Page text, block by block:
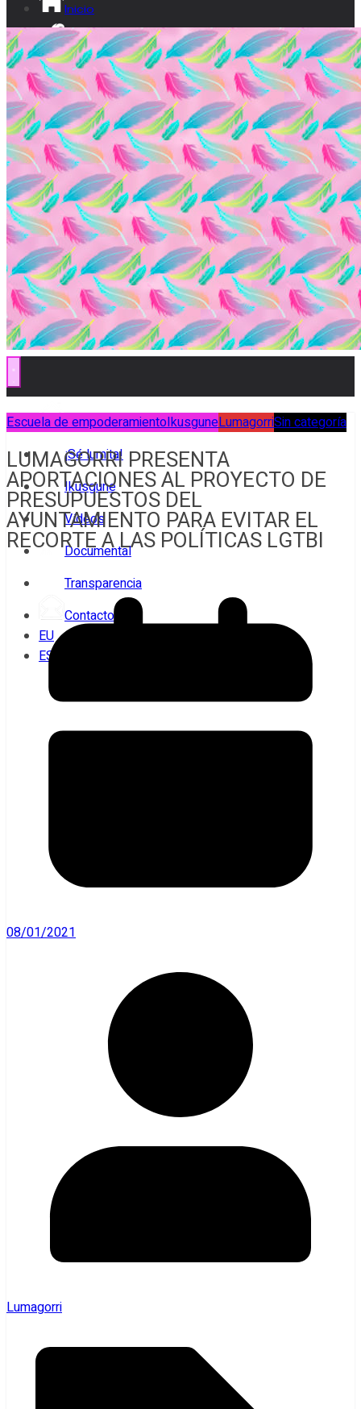
Inicio
¡Sé lumita!
Ikusgune
Vídeos
Documental
Transparencia
Contacto
EU
ES
Inicio
¡Sé lumita!
Ikusgune
Vídeos
Documental
Transparencia
Contacto
EU
ES
Escuela de empoderamientoIkusguneLumagorriSin categoría
LUMAGORRI PRESENTA
APORTACIONES AL PROYECTO DE
PRESUPUESTOS DEL
AYUNTAMIENTO PARA EVITAR EL
RECORTE A LAS POLÍTICAS LGTBI
08/01/2021
Lumagorri